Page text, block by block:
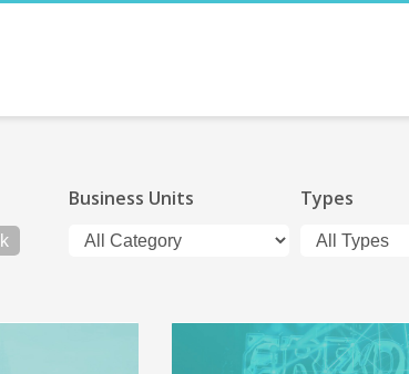
Business Units Types